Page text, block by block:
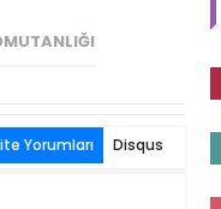
Yorumları Disqus